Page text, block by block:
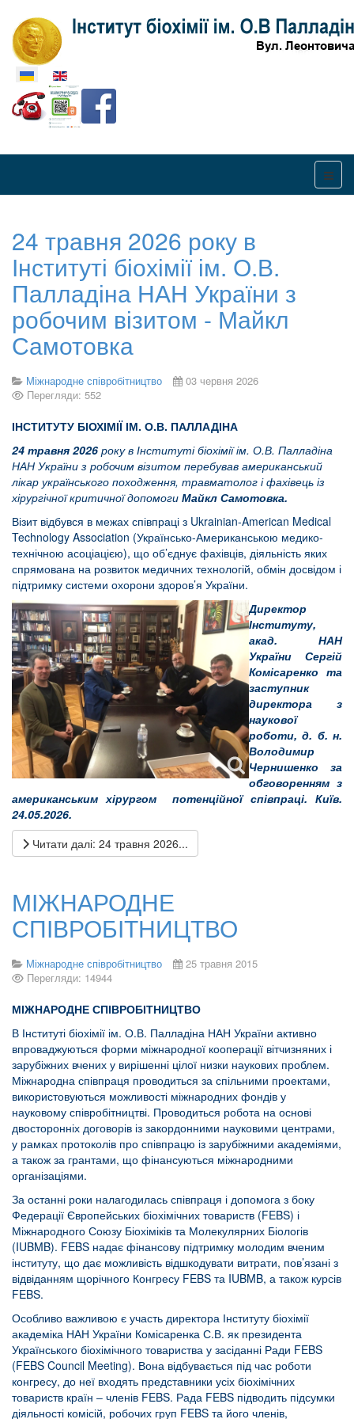
Оберіть свою мову
24 травня 2026 року в
Інституті біохімії ім. О.В.
Палладіна НАН України з
робочим візитом - Майкл
Самотовка
Міжнародне співробітництво
03 червня 2026
Перегляди: 552
ІНСТИТУТУ БІОХІМІЇ ІМ. О.В. ПАЛЛАДІНА
24 травня 2026 року в Інституті біохімії ім. О.В. Палладіна
НАН України з робочим візитом перебував американський
лікар українського походження, травматолог і фахівець із
хірургічної критичної допомоги Майкл Самотовка.
Візит відбувся в межах співпраці з Ukrainian-American Medical
Technology Association (Українсько-Американською медико-
технічною асоціацією), що об’єднує фахівців, діяльність яких
спрямована на розвиток медичних технологій, обмін досвідом і
підтримку системи охорони здоров’я України.
Директор
Інституту,
акад. НАН
України Сергій
Комісаренко та
заступник
директора з
наукової
роботи, д. б. н.
Володимир
Чернишенко за
обговоренням з
американським хірургом потенційної співпраці. Київ.
24.05.2026.
Читати далі: 24 травня 2026...
МІЖНАРОДНЕ
СПІВРОБІТНИЦТВО
Міжнародне співробітництво
25 травня 2015
Перегляди: 14944
МІЖНАРОДНЕ СПІВРОБІТНИЦТВО
В Інституті біохімії ім. О.В. Палладіна НАН України активно
впроваджуються форми міжнародної кооперації вітчизняних і
зарубіжних вчених у вирішенні цілої низки наукових проблем.
Міжнародна співпраця проводиться за спільними проектами,
використовуються можливості міжнародних фондів у
науковому співробітництві. Проводиться робота на основі
двосторонніх договорів із закордонними науковими центрами,
у рамках протоколів про співпрацю із зарубіжними академіями,
а також за грантами, що фінансуються міжнародними
організаціями.
За останні роки налагодилась співпраця і допомога з боку
Федерації Європейських біохімічних товариств (FEBS) і
Міжнародного Союзу Біохіміків та Молекулярних Біологів
(IUBMB). FEBS надає фінансову підтримку молодим вченим
інституту, що дає можливість відшкодувати витрати, пов’язані з
відвіданням щорічного Конгресу FEBS та IUBMB, а також курсів
FEBS.
Особливо важливою є участь директора Інституту біохімії
академіка НАН України Комісаренка С.В. як президента
Українського біохімічного товариства у засіданні Ради FEBS
(FEBS Council Meeting). Вона відбувається під час роботи
конгресу, до неї входять представники усіх біохімічних
товариств країн ‒ членів FEBS. Рада FEBS підводить підсумки
діяльності комісій, робочих груп FEBS та його членів,